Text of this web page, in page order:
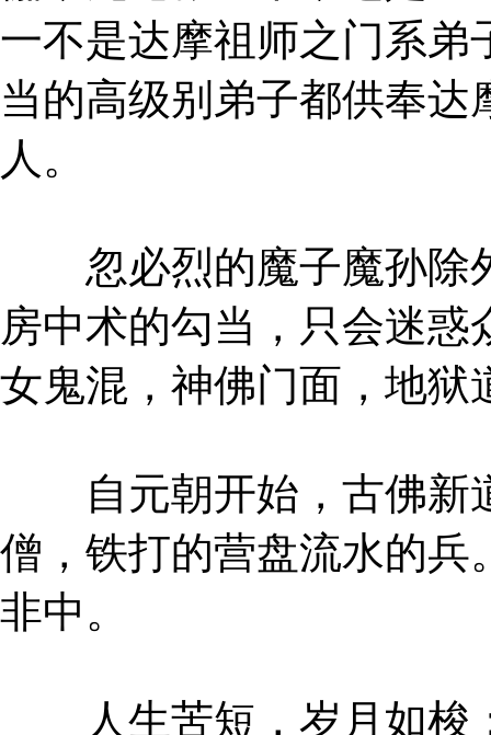
一不是达摩祖师之门系弟
当的高级别弟子都供奉
人。
忽必烈的魔子魔孙除
房中术的勾当，只会迷
女鬼混，神佛门面，地狱
自元朝开始，古佛新
僧，铁打的营盘流水的兵
非中。
人生苦短，岁月如梭